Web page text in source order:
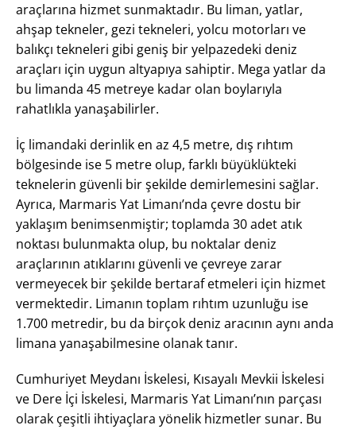
araçlarına hizmet sunmaktadır. Bu liman, yatlar,
ahşap tekneler, gezi tekneleri, yolcu motorları ve
balıkçı tekneleri gibi geniş bir yelpazedeki deniz
araçları için uygun altyapıya sahiptir. Mega yatlar da
bu limanda 45 metreye kadar olan boylarıyla
rahatlıkla yanaşabilirler.
İç limandaki derinlik en az 4,5 metre, dış rıhtım
bölgesinde ise 5 metre olup, farklı büyüklükteki
teknelerin güvenli bir şekilde demirlemesini sağlar.
Ayrıca, Marmaris Yat Limanı’nda çevre dostu bir
yaklaşım benimsenmiştir; toplamda 30 adet atık
noktası bulunmakta olup, bu noktalar deniz
araçlarının atıklarını güvenli ve çevreye zarar
vermeyecek bir şekilde bertaraf etmeleri için hizmet
vermektedir. Limanın toplam rıhtım uzunluğu ise
1.700 metredir, bu da birçok deniz aracının aynı anda
limana yanaşabilmesine olanak tanır.
Cumhuriyet Meydanı İskelesi, Kısayalı Mevkii İskelesi
ve Dere İçi İskelesi, Marmaris Yat Limanı’nın parçası
olarak çeşitli ihtiyaçlara yönelik hizmetler sunar. Bu